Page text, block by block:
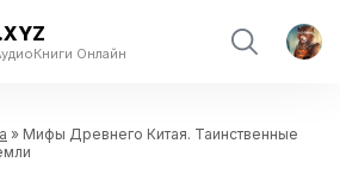
.XYZ
Онлайн
» Мифы Древнего Китая. Таинственные